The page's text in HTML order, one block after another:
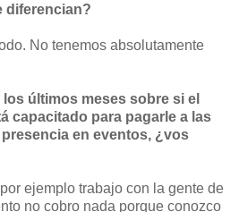
diferencian?
No tenemos absolutamente
últimos meses sobre si el
capacitado para pagarle a las
en eventos, ¿vos
ejemplo trabajo con la gente de
no cobro nada porque conozco